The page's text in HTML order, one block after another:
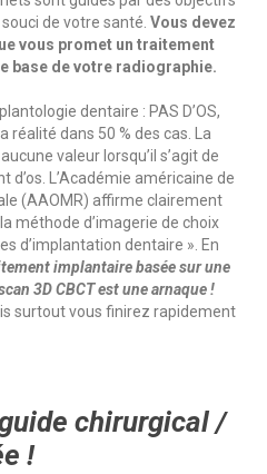
de votre santé. Vous devez
vous promet un traitement
base de votre radiographie.
dentaire : PAS D’OS,
réalité dans 50 % des cas. La
valeur lorsqu’il s’agit de
d’os. L’Académie américaine de
(AAOMR) affirme clairement
méthode d’imagerie de choix
d’implantation dentaire ». En
implantaire basée sur une
3D CBCT est une arnaque !
surtout vous finirez rapidement
chirurgical /
!